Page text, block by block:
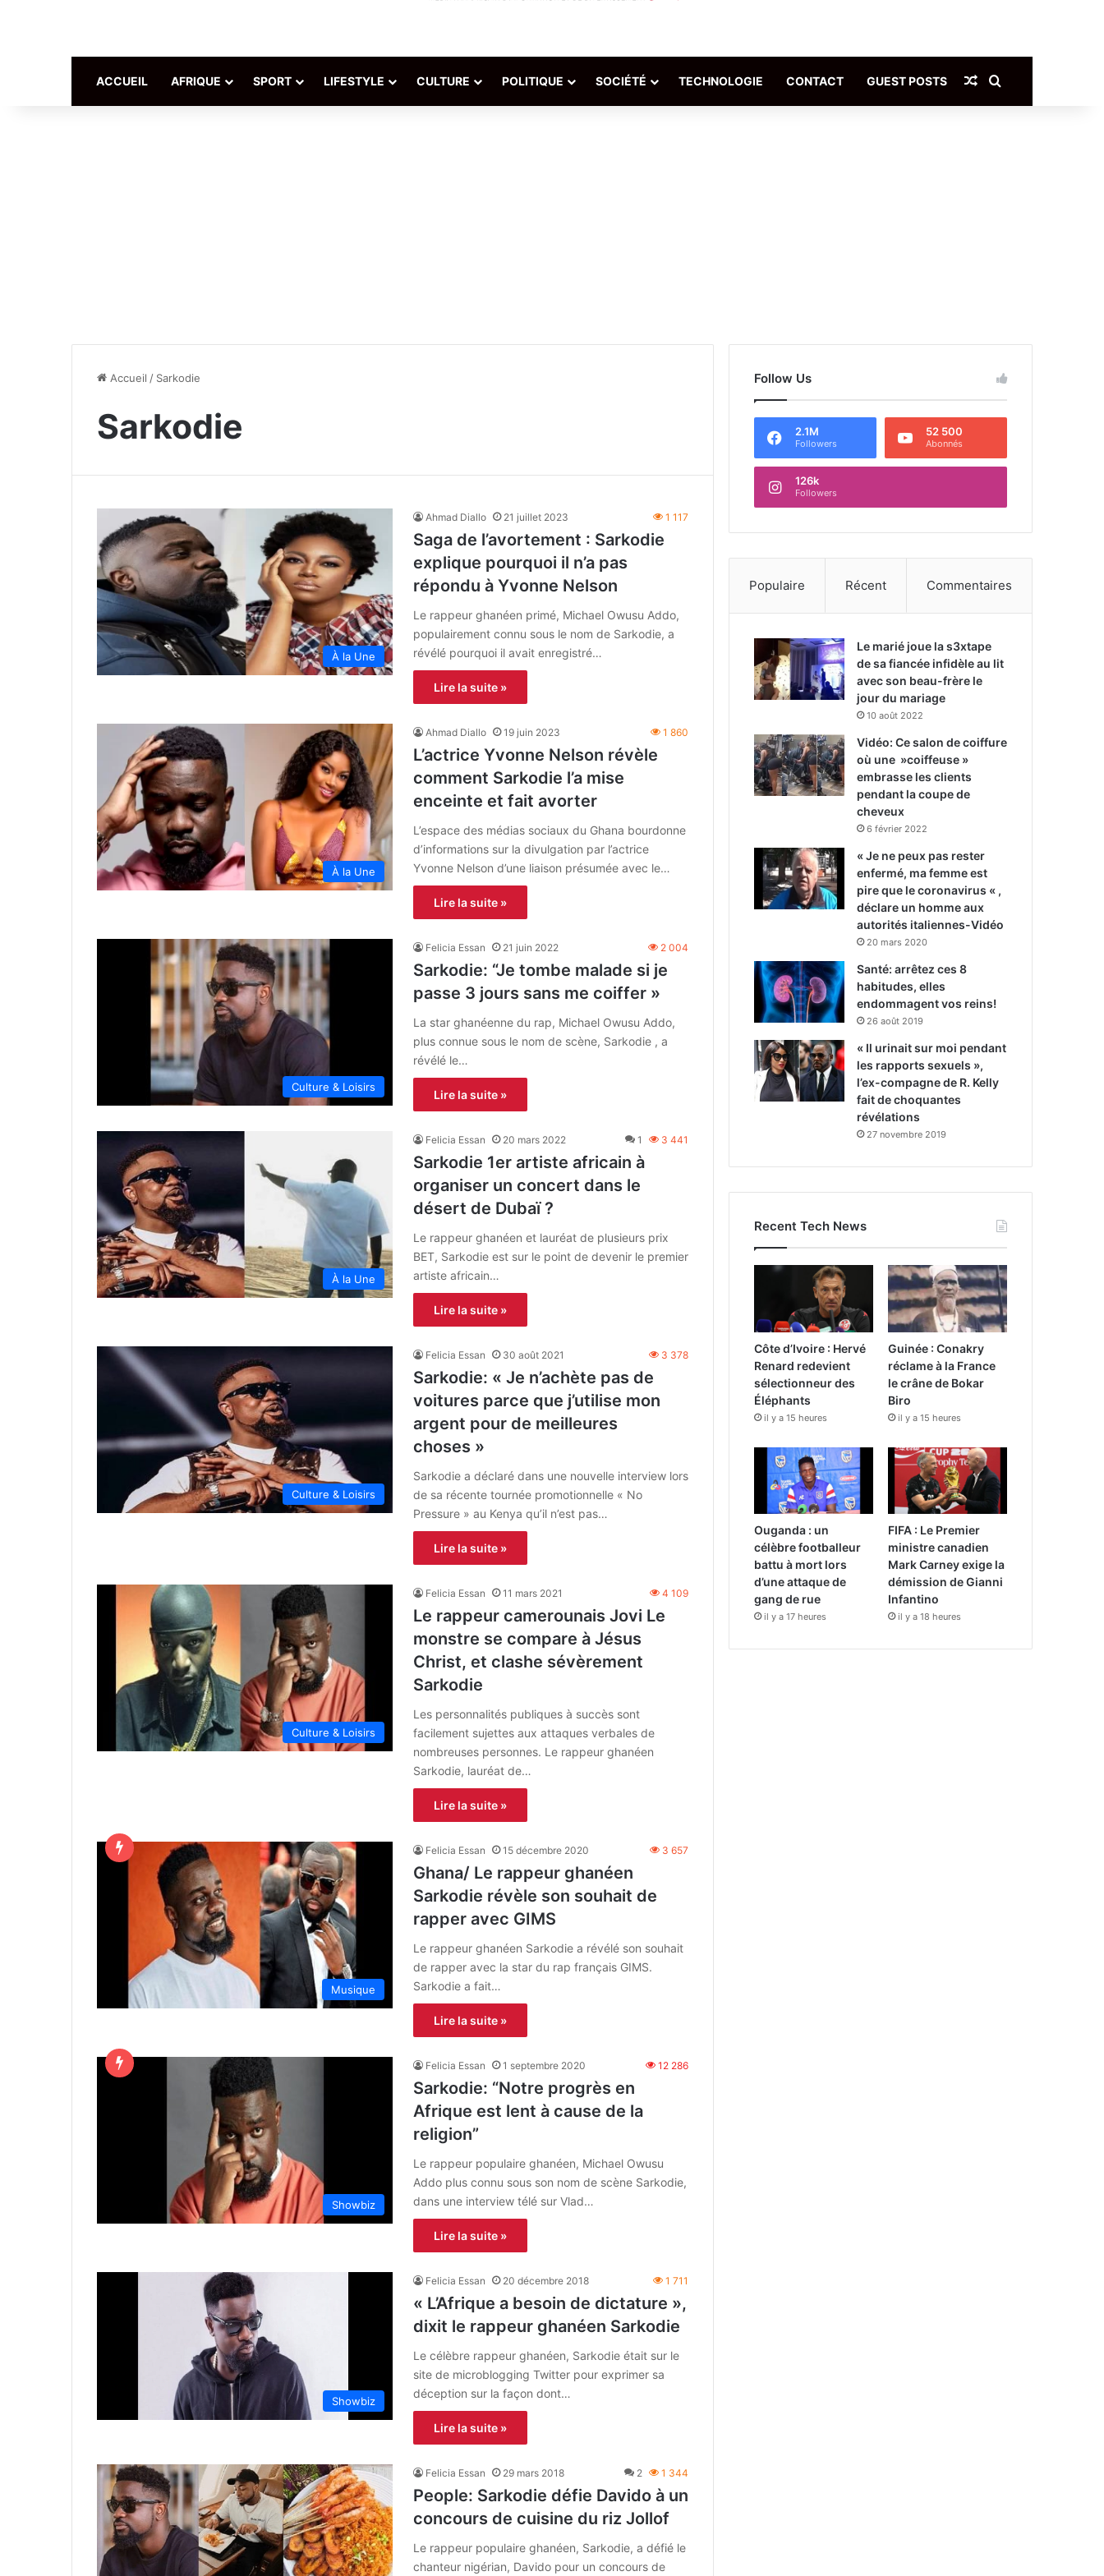
ACCUEIL AFRIQUE SPORT LIFESTYLE CULTURE POLITIQUE SOCIÉTÉ TECHNOLOGIE CONTACT GUEST POSTS Article Aléatoire
Accueil / Sarkodie
Sarkodie
À la Une
Ahmad Diallo 21 juillet 2023 1 117
Saga de l’avortement : Sarkodie
explique pourquoi il n’a pas
répondu à Yvonne Nelson
Le rappeur ghanéen primé, Michael Owusu Addo,
populairement connu sous le nom de Sarkodie, a
révélé pourquoi il avait enregistré…
Lire la suite »
À la Une
Ahmad Diallo 19 juin 2023 1 860
L’actrice Yvonne Nelson révèle
comment Sarkodie l’a mise
enceinte et fait avorter
L’espace des médias sociaux du Ghana bourdonne
d’informations sur la divulgation par l’actrice
Yvonne Nelson d’une liaison présumée avec le…
Lire la suite »
Culture & Loisirs
Felicia Essan 21 juin 2022 2 004
Sarkodie: “Je tombe malade si je
passe 3 jours sans me coiffer »
La star ghanéenne du rap, Michael Owusu Addo,
plus connue sous le nom de scène, Sarkodie , a
révélé le…
Lire la suite »
À la Une
Felicia Essan 20 mars 2022 1 3 441
Sarkodie 1er artiste africain à
organiser un concert dans le
désert de Dubaï ?
Le rappeur ghanéen et lauréat de plusieurs prix
BET, Sarkodie est sur le point de devenir le premier
artiste africain…
Lire la suite »
Culture & Loisirs
Felicia Essan 30 août 2021 3 378
Sarkodie: « Je n’achète pas de
voitures parce que j’utilise mon
argent pour de meilleures
choses »
Sarkodie a déclaré dans une nouvelle interview lors
de sa récente tournée promotionnelle « No
Pressure » ​​au Kenya qu’il n’est pas…
Lire la suite »
Culture & Loisirs
Felicia Essan 11 mars 2021 4 109
Le rappeur camerounais Jovi Le
monstre se compare à Jésus
Christ, et clashe sévèrement
Sarkodie
Les personnalités publiques à succès sont
facilement sujettes aux attaques verbales de
nombreuses personnes. Le rappeur ghanéen
Sarkodie, lauréat de…
Lire la suite »
Musique
Felicia Essan 15 décembre 2020 3 657
Ghana/ Le rappeur ghanéen
Sarkodie révèle son souhait de
rapper avec GIMS
Le rappeur ghanéen Sarkodie a révélé son souhait
de rapper avec la star du rap français GIMS.
Sarkodie a fait…
Lire la suite »
Showbiz
Felicia Essan 1 septembre 2020 12 286
Sarkodie: “Notre progrès en
Afrique est lent à cause de la
religion”
Le rappeur populaire ghanéen, Michael Owusu
Addo plus connu sous son nom de scène Sarkodie,
dans une interview télé sur Vlad…
Lire la suite »
Showbiz
Felicia Essan 20 décembre 2018 1 711
« L’Afrique a besoin de dictature »,
dixit le rappeur ghanéen Sarkodie
Le célèbre rappeur ghanéen, Sarkodie était sur le
site de microblogging Twitter pour exprimer sa
déception sur la façon dont…
Lire la suite »
Felicia Essan 29 mars 2018 2 1 344
People: Sarkodie défie Davido à un
concours de cuisine du riz Jollof
Le rappeur populaire ghanéen, Sarkodie, a défié le
chanteur nigérian, Davido pour un concours de
Follow Us
2.1M
Followers
52 500
Abonnés
126k
Followers
Populaire Récent Commentaires
Le marié joue la s3xtape
de sa fiancée infidèle au lit
avec son beau-frère le
jour du mariage
10 août 2022
Vidéo: Ce salon de coiffure
où une »coiffeuse »
embrasse les clients
pendant la coupe de
cheveux
6 février 2022
« Je ne peux pas rester
enfermé, ma femme est
pire que le coronavirus « ,
déclare un homme aux
autorités italiennes-Vidéo
20 mars 2020
Santé: arrêtez ces 8
habitudes, elles
endommagent vos reins!
26 août 2019
« Il urinait sur moi pendant
les rapports sexuels »,
l’ex-compagne de R. Kelly
fait de choquantes
révélations
27 novembre 2019
Recent Tech News
Côte d’Ivoire : Hervé
Renard redevient
sélectionneur des
Éléphants
il y a 15 heures
Guinée : Conakry
réclame à la France
le crâne de Bokar
Biro
il y a 15 heures
Ouganda : un
célèbre footballeur
battu à mort lors
d’une attaque de
gang de rue
il y a 17 heures
FIFA : Le Premier
ministre canadien
Mark Carney exige la
démission de Gianni
Infantino
il y a 18 heures